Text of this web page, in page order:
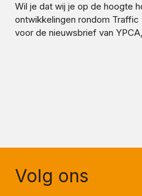
Wil je dat wij je op de hoogte
ontwikkelingen rondom Traffic
voor de nieuwsbrief van
Volg ons